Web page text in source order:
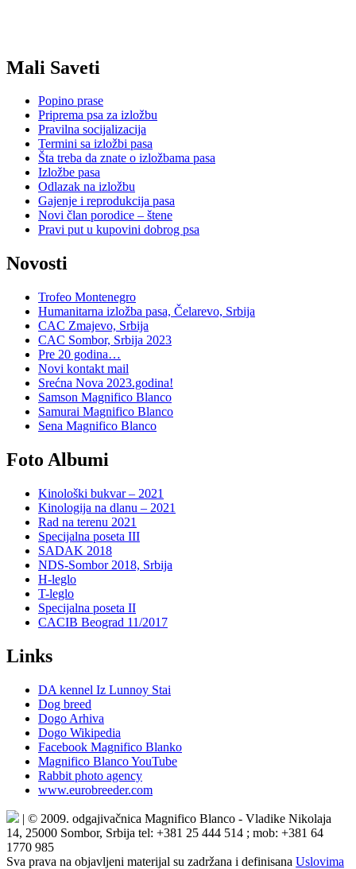
Mali Saveti
Popino prase
Priprema psa za izložbu
Pravilna socijalizacija
Termini sa izložbi pasa
Šta treba da znate o izložbama pasa
Izložbe pasa
Odlazak na izložbu
Gajenje i reprodukcija pasa
Novi član porodice – štene
Pravi put u kupovini dobrog psa
Novosti
Trofeo Montenegro
Humanitarna izložba pasa, Čelarevo, Srbija
CAC Zmajevo, Srbija
CAC Sombor, Srbija 2023
Pre 20 godina…
Novi kontakt mail
Srećna Nova 2023.godina!
Samson Magnifico Blanco
Samurai Magnifico Blanco
Sena Magnifico Blanco
Foto Albumi
Kinološki bukvar – 2021
Kinologija na dlanu – 2021
Rad na terenu 2021
Specijalna poseta III
SADAK 2018
NDS-Sombor 2018, Srbija
H-leglo
T-leglo
Specijalna poseta II
CACIB Beograd 11/2017
Links
DA kennel Iz Lunnoy Stai
Dog breed
Dogo Arhiva
Dogo Wikipedia
Facebook Magnifico Blanko
Magnifico Blanco YouTube
Rabbit photo agency
www.eurobreeder.com
| © 2009. odgajivačnica Magnifico Blanco - Vladike Nikolaja
14, 25000 Sombor, Srbija tel: +381 25 444 514 ; mob: +381 64
1770 985
Sva prava na objavljeni materijal su zadržana i definisana Uslovima